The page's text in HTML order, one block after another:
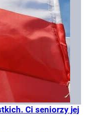
Ci seniorzy jej